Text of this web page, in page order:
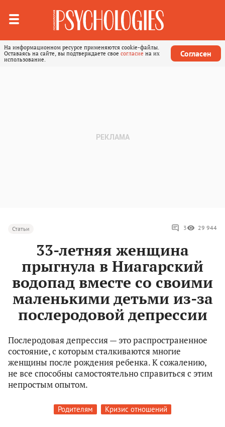
На информационном ресурсе применяются cookie-файлы.
Оставаясь на сайте, вы подтверждаете свое согласие на их
использование.
Согласен
Статьи 3 29 944
33-летняя женщина
прыгнула в Ниагарский
водопад вместе со своими
маленькими детьми из-за
послеродовой депрессии
Послеродовая депрессия — это распространенное
состояние, с которым сталкиваются многие
женщины после рождения ребенка. К сожалению,
не все способны самостоятельно справиться с этим
непростым опытом.
Родителям Кризис отношений